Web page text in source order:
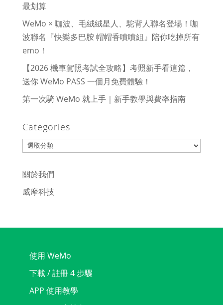
最划算
WeMo × 咖波、毛絨絨星人、駝背人聯名登場！咖
波聯名『快樂多巴胺 帽帽香噴噴組』陪你吃掉所有
emo！
【2026 機車駕照考試全攻略】考照新手看這篇，
送你 WeMo PASS 一個月免費體驗！
第一次騎 WeMo 就上手｜新手教學與費率指南
Categories
Categories
關於我們
威摩科技
使用 WeMo
下載 / 註冊 4 步驟
APP 使用教學